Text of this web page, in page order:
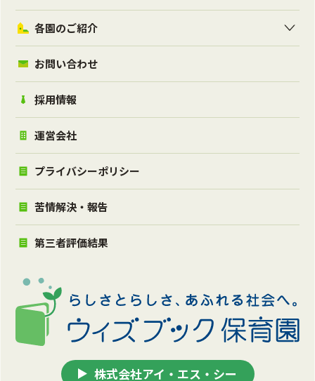
株式会社アイ・エス・シー
各園のご紹介
お問い合わせ
採用情報
運営会社
プライバシーポリシー
苦情解決・報告
第三者評価結果